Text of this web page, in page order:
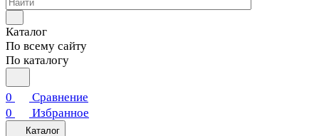
Каталог
По всему сайту
По каталогу
0
Сравнение
0
Избранное
Каталог